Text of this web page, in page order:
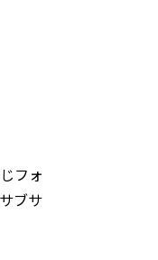
フォ
ブサ